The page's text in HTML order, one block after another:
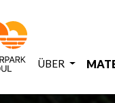
ÜBER